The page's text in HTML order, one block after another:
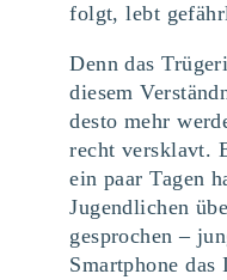
folgt, lebt
Denn das
diesem
desto mehr
recht versklavt.
ein paar Tagen
Jugendlichen
gesprochen –
Smartphone